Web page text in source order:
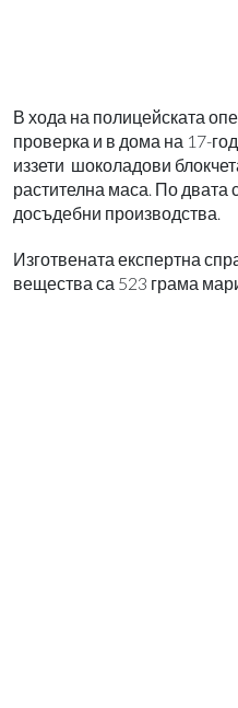
В хода на полицейската
проверка и в дома на 17-
иззети шоколадови
растителна маса. По двата
досъдебни производства.
Изготвената експертна
вещества са 523 грама